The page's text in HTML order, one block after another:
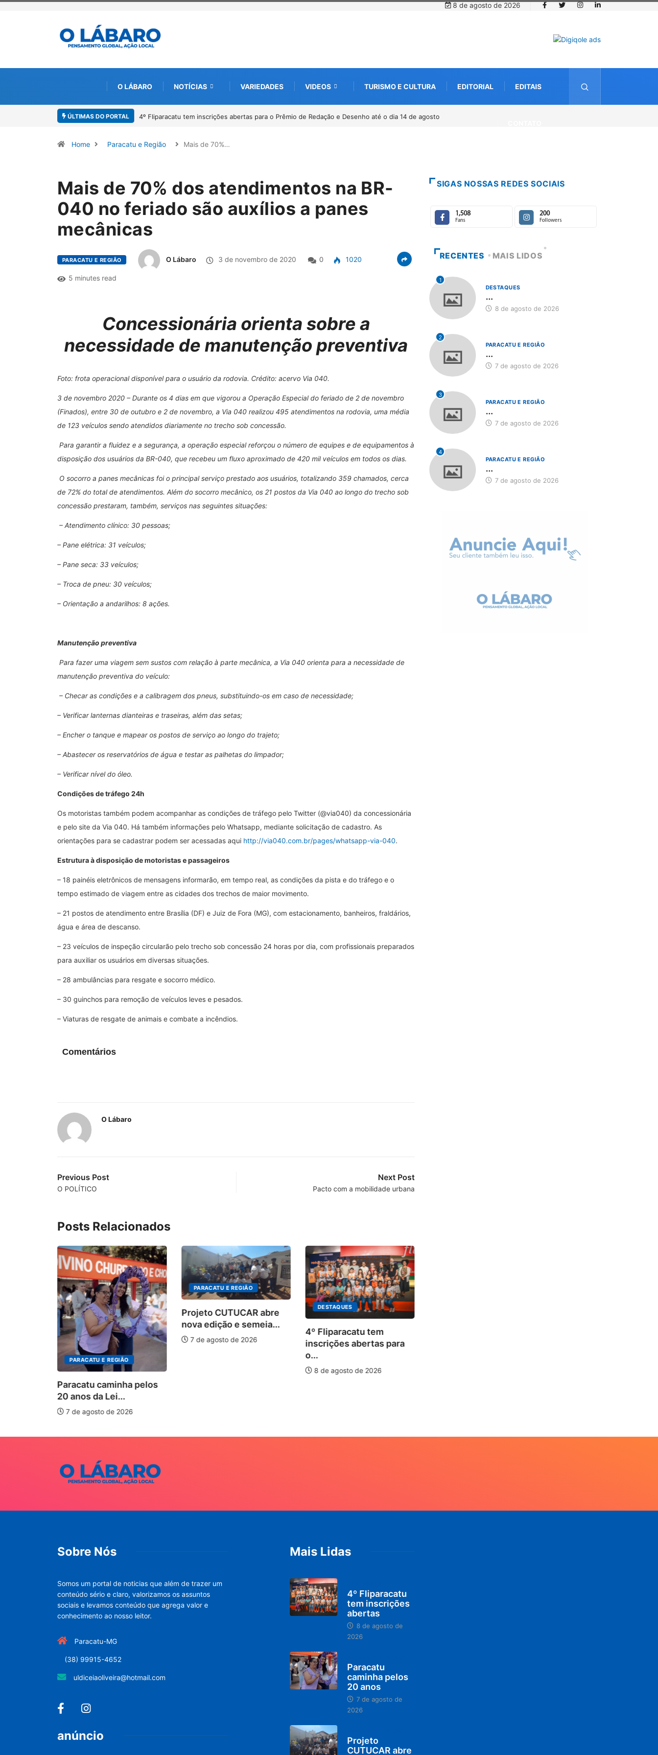
8 de agosto de 2026
O LÁBARO NOTÍCIAS VARIEDADES VIDEOS TURISMO E CULTURA EDITORIAL EDITAIS
ÚLTIMAS DO PORTAL
Prêmio de Redação e Desenho até o dia 14 de agostoParacatu caminha pelos 20 anos da Lei Maria da Penha
Home Paracatu e Região Mais de 70%…
Mais de 70% dos atendimentos na BR-
040 no feriado são auxílios a panes
mecânicas
PARACATU E REGIÃO O Lábaro 3 de novembro de 2020 0 1020
5 minutes read
Concessionária orienta sobre a
necessidade de manutenção preventiva
Foto: frota operacional disponível para o usuário da rodovia. Crédito: acervo Via 040.
3 de novembro 2020 – Durante os 4 dias em que vigorou a Operação Especial do feriado de 2 de novembro
(Finados), entre 30 de outubro e 2 de novembro, a Via 040 realizou 495 atendimentos na rodovia, uma média
de 123 veículos sendo atendidos diariamente no trecho sob concessão.
Para garantir a fluidez e a segurança, a operação especial reforçou o número de equipes e de equipamentos à
disposição dos usuários da BR-040, que recebeu um fluxo aproximado de 420 mil veículos em todos os dias.
O socorro a panes mecânicas foi o principal serviço prestado aos usuários, totalizando 359 chamados, cerca
de 72% do total de atendimentos. Além do socorro mecânico, os 21 postos da Via 040 ao longo do trecho sob
concessão prestaram, também, serviços nas seguintes situações:
– Atendimento clínico: 30 pessoas;
– Pane elétrica: 31 veículos;
– Pane seca: 33 veículos;
– Troca de pneu: 30 veículos;
– Orientação a andarilhos: 8 ações.
Manutenção preventiva
Para fazer uma viagem sem sustos com relação à parte mecânica, a Via 040 orienta para a necessidade de
manutenção preventiva do veículo:
– Checar as condições e a calibragem dos pneus, substituindo-os em caso de necessidade;
– Verificar lanternas dianteiras e traseiras, além das setas;
– Encher o tanque e mapear os postos de serviço ao longo do trajeto;
– Abastecer os reservatórios de água e testar as palhetas do limpador;
– Verificar nível do óleo.
Condições de tráfego 24h
Os motoristas também podem acompanhar as condições de tráfego pelo Twitter (@via040) da concessionária
e pelo site da Via 040. Há também informações pelo Whatsapp, mediante solicitação de cadastro. As
orientações para se cadastrar podem ser acessadas aqui http://via040.com.br/pages/whatsapp-via-040.
Estrutura à disposição de motoristas e passageiros
– 18 painéis eletrônicos de mensagens informarão, em tempo real, as condições da pista e do tráfego e o
tempo estimado de viagem entre as cidades dos trechos de maior movimento.
– 21 postos de atendimento entre Brasília (DF) e Juiz de Fora (MG), com estacionamento, banheiros, fraldários,
água e área de descanso.
– 23 veículos de inspeção circularão pelo trecho sob concessão 24 horas por dia, com profissionais preparados
para auxiliar os usuários em diversas situações.
– 28 ambulâncias para resgate e socorro médico.
– 30 guinchos para remoção de veículos leves e pesados.
– Viaturas de resgate de animais e combate a incêndios.
Comentários
O Lábaro
Previous Post
O POLÍTICO
Next Post
Pacto com a mobilidade urbana
Posts Relacionados
PARACATU E REGIÃO
Paracatu caminha pelos
20 anos da Lei...
7 de agosto de 2026
PARACATU E REGIÃO
Projeto CUTUCAR abre
nova edição e semeia...
7 de agosto de 2026
DESTAQUES
4º Fliparacatu tem
inscrições abertas para
o...
8 de agosto de 2026
SIGAS NOSSAS REDES SOCIAIS
1,508
Fans
200
Followers
RECENTES MAIS LIDOS
1
DESTAQUES
...
8 de agosto de 2026
2
PARACATU E REGIÃO
...
7 de agosto de 2026
3
PARACATU E REGIÃO
...
7 de agosto de 2026
4
PARACATU E REGIÃO
...
7 de agosto de 2026
Sobre Nós
Somos um portal de noticias que além de trazer um
conteúdo sério e claro, valorizamos os assuntos
sociais e levamos conteúdo que agrega valor e
conhecimento ao nosso leitor.
Paracatu-MG
(38) 99915-4652
uldiceiaoliveira@hotmail.com
anúncio
Mais Lidas
4º Fliparacatu
tem inscrições
abertas
8 de agosto de
2026
Paracatu
caminha pelos
20 anos
7 de agosto de
2026
Projeto
CUTUCAR abre